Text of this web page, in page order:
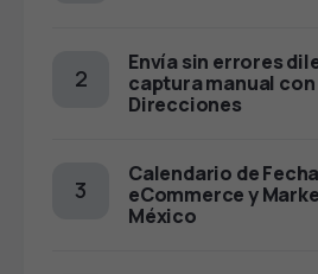
Envía sin errores
captura manual
Direcciones
Calendario de
eCommerce y
México